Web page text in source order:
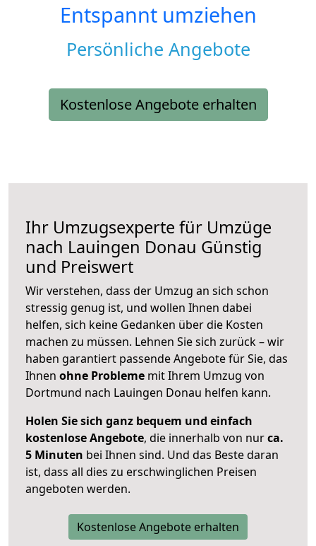
Entspannt umziehen
Persönliche Angebote
Kostenlose Angebote erhalten
Ihr Umzugsexperte für Umzüge
nach Lauingen Donau Günstig
und Preiswert
Wir verstehen, dass der Umzug an sich schon
stressig genug ist, und wollen Ihnen dabei
helfen, sich keine Gedanken über die Kosten
machen zu müssen. Lehnen Sie sich zurück – wir
haben garantiert passende Angebote für Sie, das
Ihnen ohne Probleme mit Ihrem Umzug von
Dortmund nach Lauingen Donau helfen kann.
Holen Sie sich ganz bequem und einfach
kostenlose Angebote, die innerhalb von nurca.
5 Minuten bei Ihnen sind. Und das Beste daran
ist, dass all dies zu erschwinglichen Preisen
angeboten werden.
Kostenlose Angebote erhalten